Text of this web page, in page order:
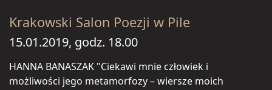
Krakowski Salon Poezji w Pile
15.01.2019, godz. 18.00
HANNA BANASZAK "Ciekawi mnie człowiek i
możliwości jego metamorfozy – wiersze moich